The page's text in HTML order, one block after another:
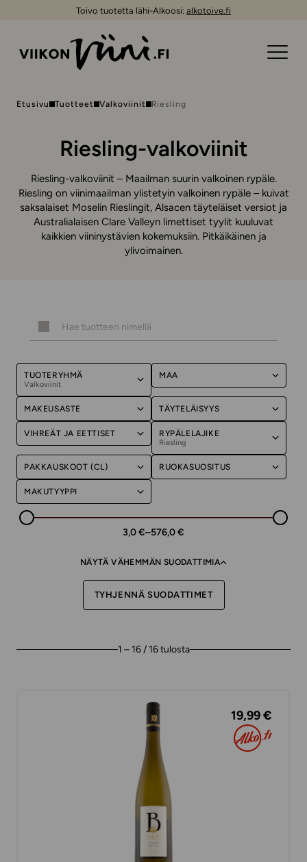
Toivo tuotetta lähi-Alkoosi: alkotoive.fi
Etusivu Tuotteet Valkoviinit Riesling
Riesling-valkoviinit
Riesling-valkoviinit – Maailman suurin valkoinen rypäle.
Riesling on viinimaailman ylistetyin valkoinen rypäle – kuivat
saksalaiset Moselin Rieslingit, Alsacen täyteläiset versiot ja
Australialaisen Clare Valleyn limettiset tyylit kuuluvat
kaikkien viininystävien kokemuksiin. Pitkäikäinen ja
ylivoimainen.
TUOTERYHMÄ
Valkoviinit
MAA
MAKEUSASTE TÄYTELÄISYYS
VIHREÄT JA EETTISET RYPÄLELAJIKE
Riesling
PAKKAUSKOOT (CL) RUOKASUOSITUS
MAKUTYYPPI
3,0 €–576,0 €
NÄYTÄ VÄHEMMÄN SUODATTIMIA
TYHJENNÄ SUODATTIMET
1 – 16 / 16 tulosta
19,99 €